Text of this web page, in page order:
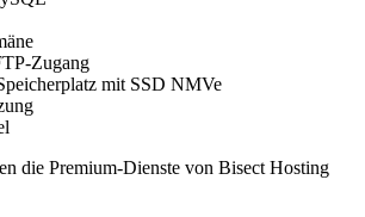
Zugang
mit SSD NMVe
die Premium-Dienste von Bisect Hosting